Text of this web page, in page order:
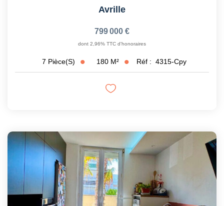
Avrille
799 000 €
dont 2,96% TTC d'honoraires
7 Pièce(s) 180 M² Réf : 4315-Cpy